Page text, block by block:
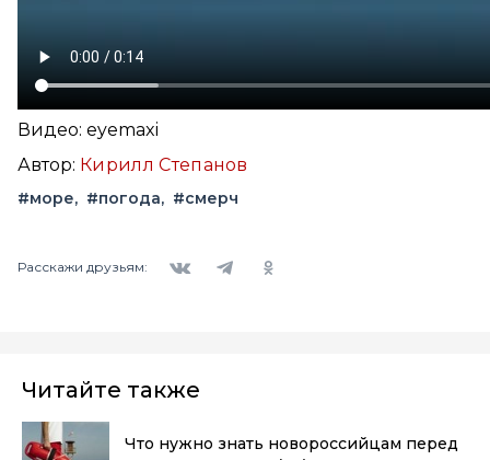
Видео: eyemaxi
Автор: Кирилл Степанов
#море #погода #смерч
Расскажи друзьям:
Читайте также
Что нужно знать новороссийцам перед